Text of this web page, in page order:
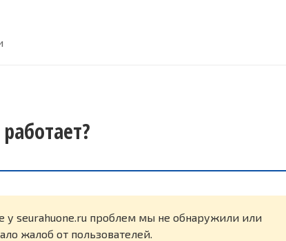
у seurahuone.ru проблем мы не обнаружили или
жалоб от пользователей.